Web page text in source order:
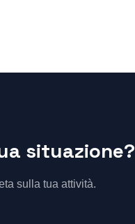
situazione?
sulla tua attività.